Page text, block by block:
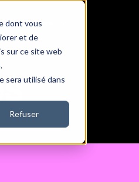
dont vous
et de
sur ce site web
sera utilisé dans
Refuser
Archives